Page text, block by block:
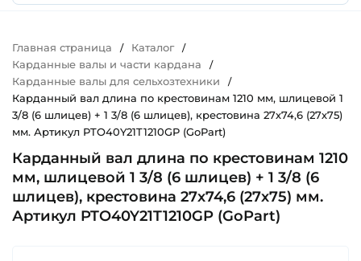
Главная страница / Каталог /
Карданные валы и части кардана /
Карданные валы для сельхозтехники /
Карданный вал длина по крестовинам 1210 мм, шлицевой 1
3/8 (6 шлицев) + 1 3/8 (6 шлицев), крестовина 27х74,6 (27х75)
мм. Артикул PTO40Y21T1210GP (GoPart)
Карданный вал длина по крестовинам 1210
мм, шлицевой 1 3/8 (6 шлицев) + 1 3/8 (6
шлицев), крестовина 27х74,6 (27х75) мм.
Артикул PTO40Y21T1210GP (GoPart)